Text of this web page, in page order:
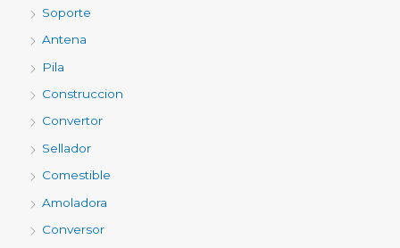
Soporte
Antena
Pila
Construccion
Convertor
Sellador
Comestible
Amoladora
Conversor